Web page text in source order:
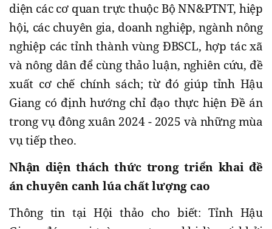
diện các cơ quan trực thuộc Bộ NN&PTNT, hiệp
hội, các chuyên gia, doanh nghiệp, ngành nông
nghiệp các tỉnh thành vùng ĐBSCL, hợp tác xã
và nông dân để cùng thảo luận, nghiên cứu, đề
xuất cơ chế chính sách; từ đó giúp tỉnh Hậu
Giang có định hướng chỉ đạo thực hiện Đề án
trong vụ đông xuân 2024 - 2025 và những mùa
vụ tiếp theo.
Nhận diện thách thức trong triển khai đề
án chuyên canh lúa chất lượng cao
Thông tin tại Hội thảo cho biết: Tỉnh Hậu